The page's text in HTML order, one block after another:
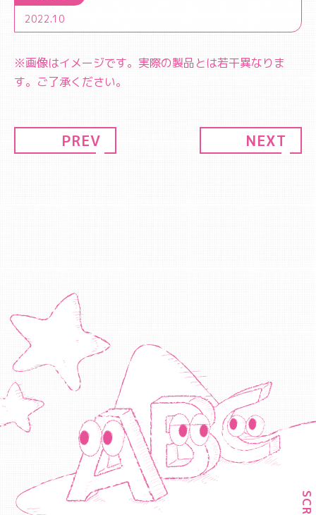
2022.10
※画像はイメージです。実際の製品とは若干異なりま
す。ご了承ください。
PREV NEXT